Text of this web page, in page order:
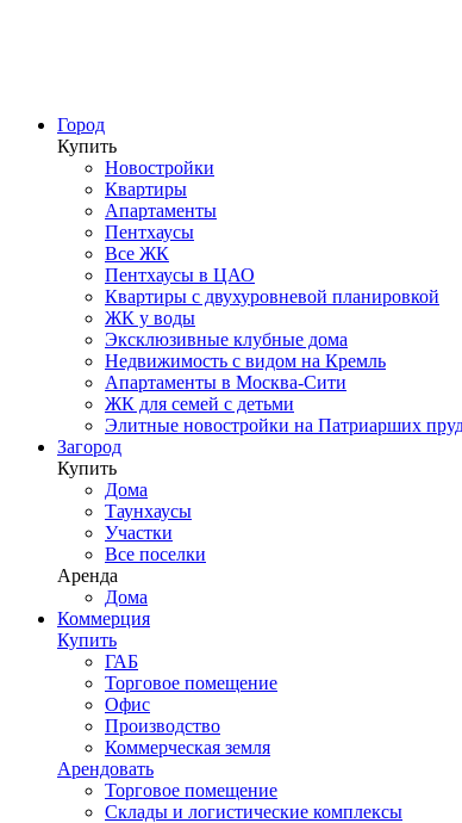
Город
Купить
Новостройки
Квартиры
Апартаменты
Пентхаусы
Все ЖК
Пентхаусы в ЦАО
Квартиры с двухуровневой планировкой
ЖК у воды
Эксклюзивные клубные дома
Недвижимость с видом на Кремль
Апартаменты в Москва-Сити
ЖК для семей с детьми
Элитные новостройки на Патриарших
Загород
Купить
Дома
Таунхаусы
Участки
Все поселки
Аренда
Дома
Коммерция
Купить
ГАБ
Торговое помещение
Офис
Производство
Коммерческая земля
Арендовать
Торговое помещение
Склады и логистические комплексы